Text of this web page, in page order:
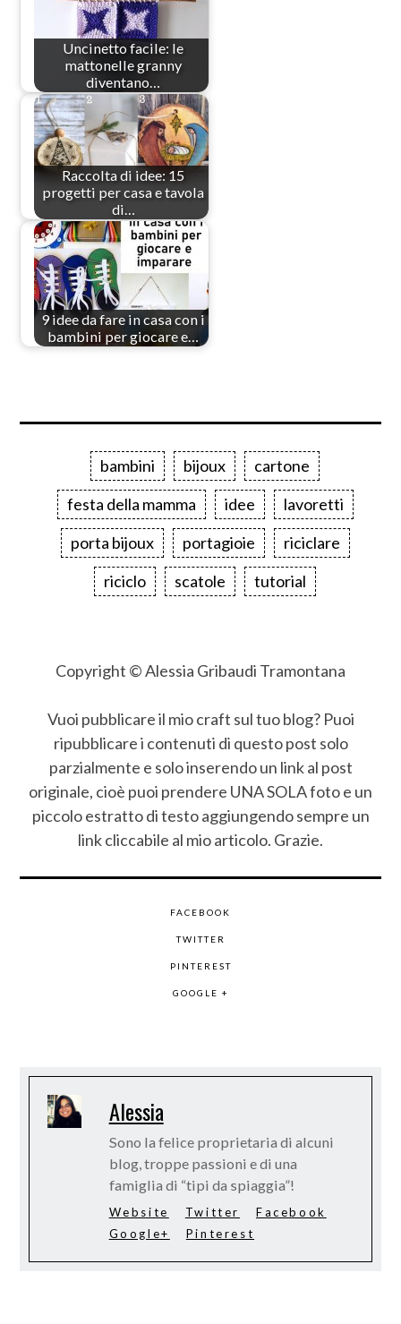
Uncinetto facile: le
mattonelle granny
diventano…
Raccolta di idee: 15
progetti per casa e tavola
di…
9 idee da fare in casa con i
bambini per giocare e…
bambini bijoux
cartone
festa della mamma
idee
lavoretti
porta bijoux
portagioie
riciclare
riciclo
scatole tutorial
Copyright © Alessia Gribaudi Tramontana
Vuoi pubblicare il mio craft sul tuo blog? Puoi
ripubblicare i contenuti di questo post solo
parzialmente e solo inserendo un link al post
originale, cioè puoi prendere UNA SOLA foto e un
piccolo estratto di testo aggiungendo sempre un
link cliccabile al mio articolo. Grazie.
FACEBOOK
TWITTER
PINTEREST
GOOGLE +
Alessia
Sono la felice proprietaria di alcuni
blog, troppe passioni e di una
famiglia di “tipi da spiaggia”!
Website Twitter
Facebook
Google+
Pinterest